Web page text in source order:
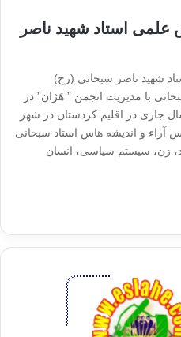
استاد شهید ناصر
شهید ناصر سبحانی (رح)
با مدیریت انجمن ” هَژان” در
جاری در اقلیم کردستان در شهر
آراء و اندیشه هاس استاد سبحانی
زن، سیستم سیاسی، انسان